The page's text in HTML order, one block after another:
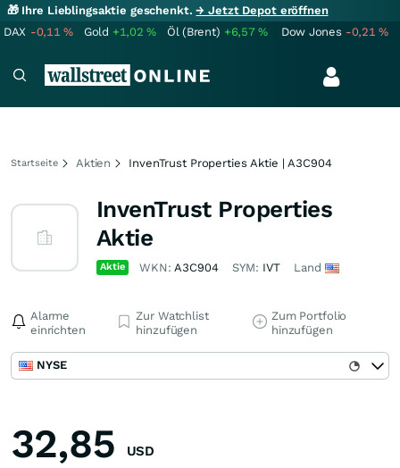
🎁 Ihre Lieblingsaktie geschenkt.→ Jetzt Depot eröffnen
DAX -0,11% Gold +1,02% Öl (Brent) +6,57% Dow Jones -0,21%
Startseite Aktien InvenTrust Properties Aktie | A3C904
InvenTrust Properties
Aktie
Aktie WKN:A3C904 SYM: IVT Land
Alarme
einrichten
Zur Watchlist
hinzufügen
Zum Portfolio
hinzufügen
NYSE
32,85 USD